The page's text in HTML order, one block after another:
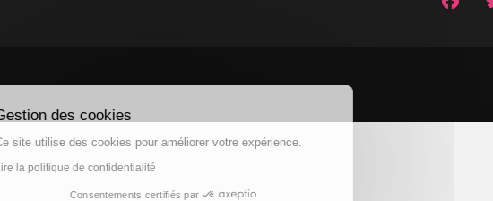
Gestion des cookies
Ce site utilise des cookies pour améliorer votre expérience.
Lire la politique de confidentialité
Consentements certifiés par